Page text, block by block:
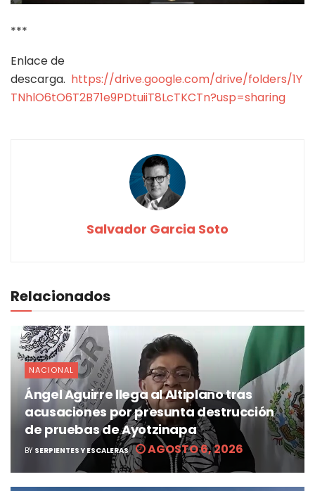
***
Enlace de
descarga. https://drive.google.com/drive/folders/1Y
TNhlO6tO6T2B71e9PDtuiiT8LcTKCTn?usp=sharing
Salvador Garcia Soto
Relacionados
NACIONAL
Ángel Aguirre llega al Altiplano tras
acusaciones por presunta destrucción
de pruebas de Ayotzinapa
BY SERPIENTES Y ESCALERAS AGOSTO 6, 2026